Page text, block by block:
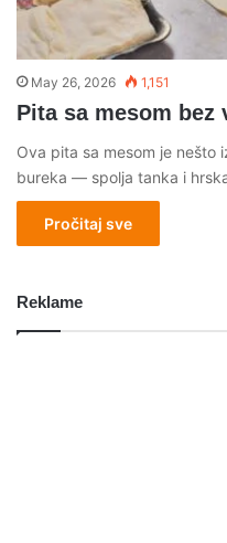
May 26, 2026 1,151
Pita sa mesom bez
Ova pita sa mesom je nešto
bureka — spolja tanka i
Pročitaj sve
Reklame